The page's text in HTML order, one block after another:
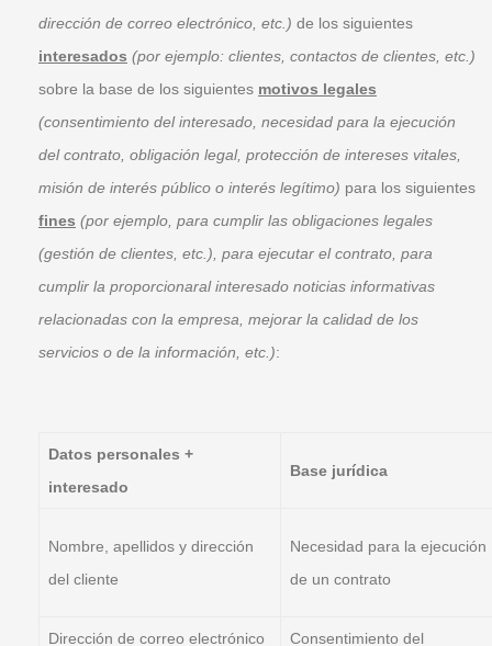
dirección de correo electrónico, etc.) de los siguientes
interesados (por ejemplo: clientes, contactos de clientes, etc.)
sobre la base de los siguientes motivos legales
(consentimiento delinteresado , necesidad para la ejecución
del contrato, obligación legal, protección de intereses vitales,
misión de interés público o interés legítimo) para los siguientes
fines (por ejemplo, para cumplir las obligaciones legales
(gestión de clientes, etc.), para ejecutar el contrato, para
cumplir la proporcionaral interesado noticias informativas
relacionadas con la empresa, mejorar la calidad de los
servicios o de la información, etc.):
Datos personales +
interesado
Base jurídica
Nombre, apellidos y dirección
del cliente
Necesidad para la ejecución
de un contrato
Dirección de correo electrónico Consentimiento del